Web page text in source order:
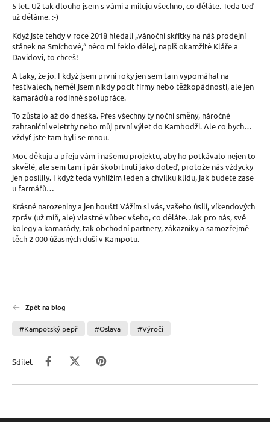
5 let. Už tak dlouho jsem s vámi a miluju všechno, co děláte. Teda teď
už děláme. :-)
Když jste tehdy v roce 2018 hledali „vánoční skřítky na náš prodejní
stánek na Smíchově,“ něco mi řeklo dělej, napiš okamžitě Kláře a
Davidovi, to chceš!
A taky, že jo. I když jsem první roky jen sem tam vypomáhal na
festivalech, neměl jsem nikdy pocit firmy nebo těžkopádnosti, ale jen
kamarádů a rodinné spolupráce.
To zůstalo až do dneška. Přes všechny ty noční směny, náročné
zahraniční veletrhy nebo můj první výlet do Kambodži. Ale co bych…
vždyť jste tam byli se mnou.
Moc děkuju a přeju vám i našemu projektu, aby ho potkávalo nejen to
skvělé, ale sem tam i pár škobrtnutí jako doteď, protože nás vždycky
jen posílily. I když teda vyhlížím leden a chvilku klidu, jak budete zase
u farmářů…
Krásné narozeniny a jen houšť! Vážím si vás, vašeho úsilí, víkendových
zpráv (už míň, ale) vlastně vůbec všeho, co děláte. Jak pro nás, své
kolegy a kamarády, tak obchodní partnery, zákazníky a samozřejmě
těch 2 000 úžasných duší v Kampotu.
Zpět na blog
#Kampotský pepř #Oslava #Výročí
Sdílet